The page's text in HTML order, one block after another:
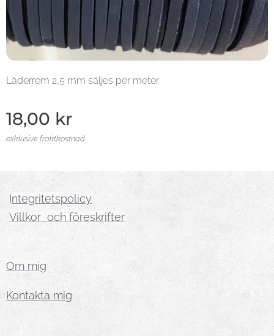
Läderrem 2,5 mm säljes per meter
18,00 kr
exklusive fraktkostnad
Integritetspolicy
Villkor och föreskrifter
Om mig
Kontakta mig